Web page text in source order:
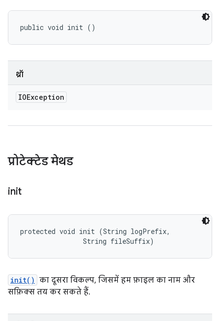
public void init ()
थ्रॉ
IOException
प्रोटेक्टेड मेथड
init
protected void init (String logPrefix,
                String fileSuffix)
init() का दूसरा विकल्प, जिसमें हम फ़ाइल का नाम और
सफ़िक्स तय कर सकते हैं.